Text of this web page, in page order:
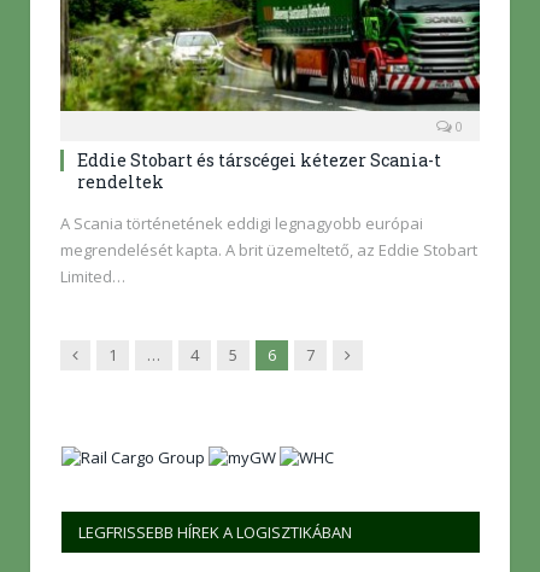
0
Eddie Stobart és társcégei kétezer Scania-t
rendeltek
A Scania történetének eddigi legnagyobb európai
megrendelését kapta. A brit üzemeltető, az Eddie Stobart
Limited…
Előző1 … 4 5 6 7 Következő
LEGFRISSEBB HÍREK A LOGISZTIKÁBAN